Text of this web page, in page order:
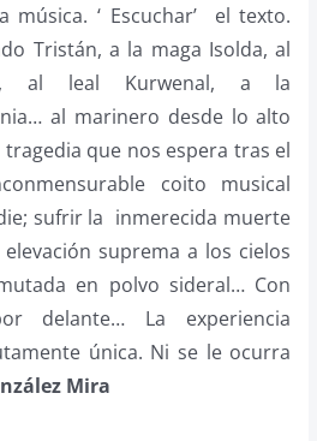
música. ‘ Escuchar’ el texto.
Tristán, a la maga Isolda, al
al leal Kurwenal, a la
al marinero desde lo alto
que nos espera tras el
coito musical
sufrir la inmerecida muerte
suprema a los cielos
en polvo sideral… Con
delante… La experiencia
única. Ni se le ocurra
Mira